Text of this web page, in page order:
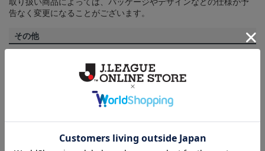
告なく変更になることがございます。
その他
ギフト対応について